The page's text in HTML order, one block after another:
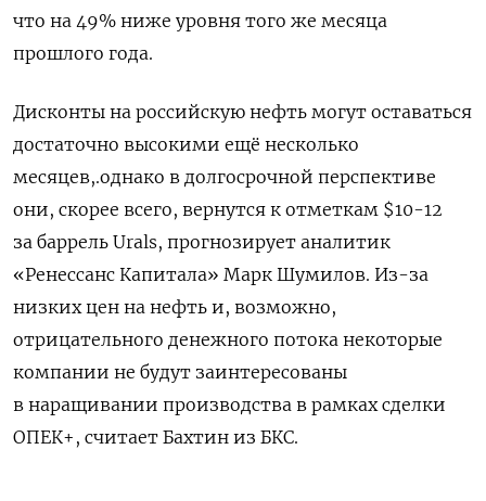
что на 49% ниже уровня того же месяца
прошлого года.
Дисконты на российскую нефть могут оставаться
достаточно высокими ещё несколько
месяцев,.однако в долгосрочной перспективе
они, скорее всего, вернутся к отметкам $10-12
за баррель Urals, прогнозирует аналитик
«Ренессанс Капитала» Марк Шумилов. Из-за
низких цен на нефть и, возможно,
отрицательного денежного потока некоторые
компании не будут заинтересованы
в наращивании производства в рамках сделки
ОПЕК+, считает Бахтин из БКС.